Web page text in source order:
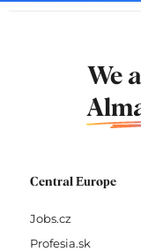
We
Central Europe
Jobs.cz
Profesia.sk